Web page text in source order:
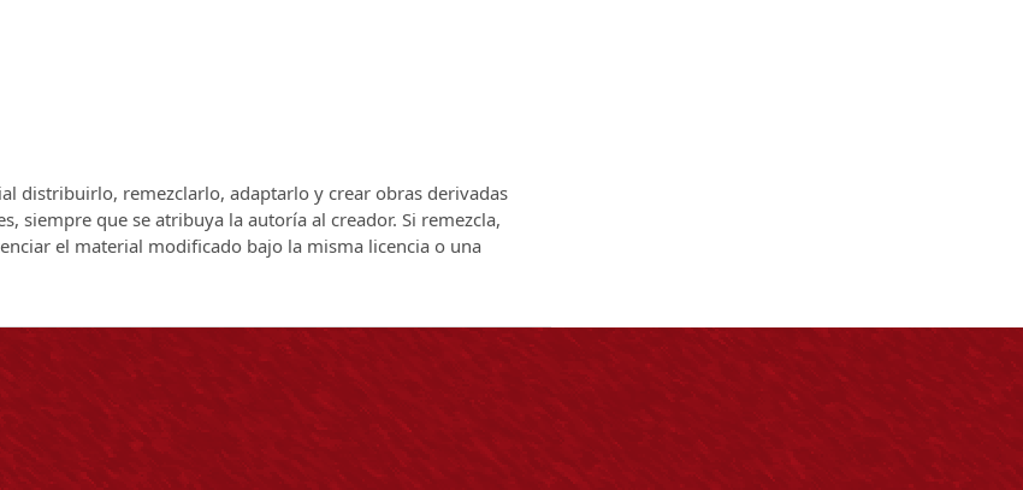
distribuirlo, remezclarlo, adaptarlo y crear obras derivadas
siempre que se atribuya la autoría al creador. Si remezcla,
el material modificado bajo la misma licencia o una